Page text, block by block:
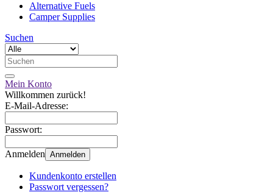
Alternative Fuels
Camper Supplies
Suchen
Mein Konto
Willkommen zurück!
E-Mail-Adresse:
Passwort:
Anmelden Anmelden
Kundenkonto erstellen
Passwort vergessen?